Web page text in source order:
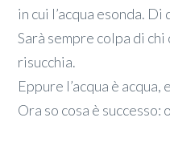
in cui l’acqua esonda.
Sarà sempre colpa di
risucchia.
Eppure l’acqua è
Ora so cosa è